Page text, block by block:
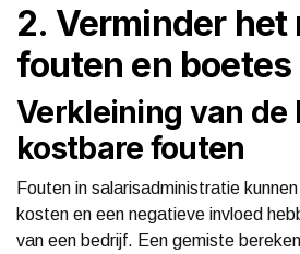
2. Verminder het
fouten en boetes
Verkleining van de
kostbare fouten
Fouten in salarisadministratie
kosten en een negatieve invloed
van een bedrijf. Een gemiste